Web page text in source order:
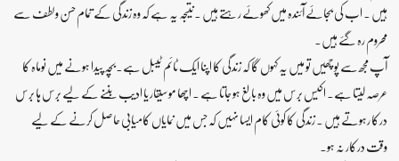
ہیں ۔ اب کی بجائے آئندہ میں کھوئے رہتے ہیں ۔نتیجہ یہ ہے کہ وہ زندگی کے تمام حسن ولطف سے
محروم رہ گئے ہیں۔
آپ مجھ سے پوچھیں تو میں یہ کہوں گا کہ زندگی کا اپنا ایک ٹائم ٹیبل ہے۔بچہ پیدا ہونے میں نوماہ کا
عرصہ لیتا ہے۔ اکیس برس میں وہ بالغ ہو جاتا ہے ۔ اچھا موسیقار یا ادیب بننے کے لیے برس ہا برس
درکا رہوتے ہیں ۔ زندگی کا کوئی کام ایسا نہیں کہ جس میں نمایاں کامیابی حاصل کرنے کے لیے
وقت درکار نہ ہو۔